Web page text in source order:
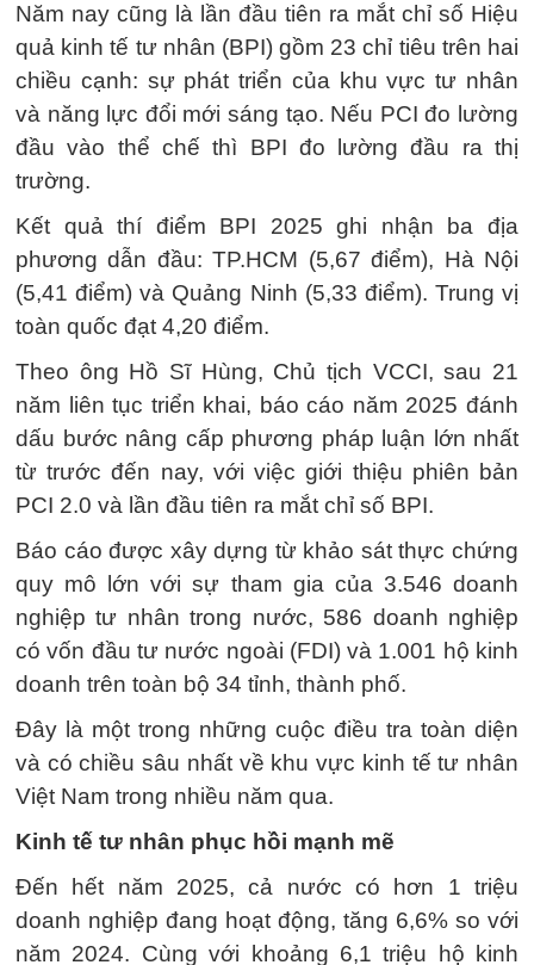
Năm nay cũng là lần đầu tiên ra mắt chỉ số Hiệu
quả kinh tế tư nhân (BPI) gồm 23 chỉ tiêu trên hai
chiều cạnh: sự phát triển của khu vực tư nhân
và năng lực đổi mới sáng tạo. Nếu PCI đo lường
đầu vào thể chế thì BPI đo lường đầu ra thị
trường.
Kết quả thí điểm BPI 2025 ghi nhận ba địa
phương dẫn đầu: TP.HCM (5,67 điểm), Hà Nội
(5,41 điểm) và Quảng Ninh (5,33 điểm). Trung vị
toàn quốc đạt 4,20 điểm.
Theo ông Hồ Sĩ Hùng, Chủ tịch VCCI, sau 21
năm liên tục triển khai, báo cáo năm 2025 đánh
dấu bước nâng cấp phương pháp luận lớn nhất
từ trước đến nay, với việc giới thiệu phiên bản
PCI 2.0 và lần đầu tiên ra mắt chỉ số BPI.
Báo cáo được xây dựng từ khảo sát thực chứng
quy mô lớn với sự tham gia của 3.546 doanh
nghiệp tư nhân trong nước, 586 doanh nghiệp
có vốn đầu tư nước ngoài (FDI) và 1.001 hộ kinh
doanh trên toàn bộ 34 tỉnh, thành phố.
Đây là một trong những cuộc điều tra toàn diện
và có chiều sâu nhất về khu vực kinh tế tư nhân
Việt Nam trong nhiều năm qua.
Kinh tế tư nhân phục hồi mạnh mẽ
Đến hết năm 2025, cả nước có hơn 1 triệu
doanh nghiệp đang hoạt động, tăng 6,6% so với
năm 2024. Cùng với khoảng 6,1 triệu hộ kinh